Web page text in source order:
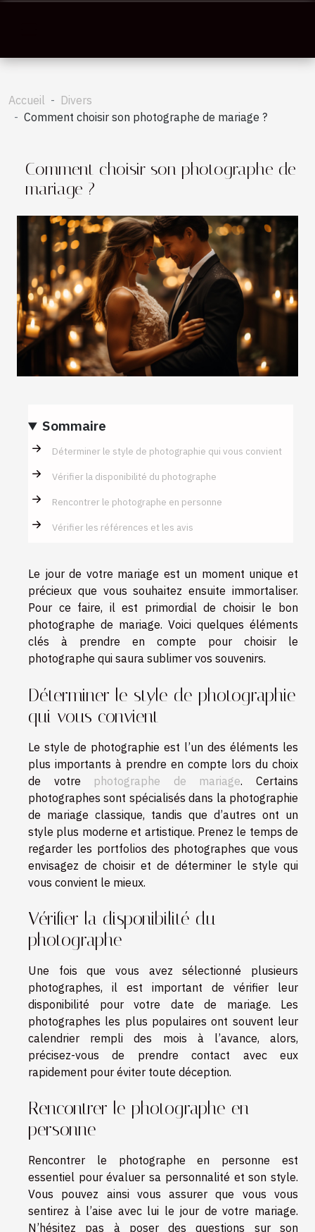
Accueil
Divers
Comment choisir son photographe de mariage ?
Comment choisir son photographe de
mariage ?
Sommaire
Déterminer le style de photographie qui vous convient
Vérifier la disponibilité du photographe
Rencontrer le photographe en personne
Vérifier les références et les avis
Le jour de votre mariage est un moment unique et
précieux que vous souhaitez ensuite immortaliser.
Pour ce faire, il est primordial de choisir le bon
photographe de mariage. Voici quelques éléments
clés à prendre en compte pour choisir le
photographe qui saura sublimer vos souvenirs.
Déterminer le style de photographie
qui vous convient
Le style de photographie est l’un des éléments les
plus importants à prendre en compte lors du choix
de votre photographe de mariage. Certains
photographes sont spécialisés dans la photographie
de mariage classique, tandis que d’autres ont un
style plus moderne et artistique. Prenez le temps de
regarder les portfolios des photographes que vous
envisagez de choisir et de déterminer le style qui
vous convient le mieux.
Vérifier la disponibilité du
photographe
Une fois que vous avez sélectionné plusieurs
photographes, il est important de vérifier leur
disponibilité pour votre date de mariage. Les
photographes les plus populaires ont souvent leur
calendrier rempli des mois à l’avance, alors,
précisez-vous de prendre contact avec eux
rapidement pour éviter toute déception.
Rencontrer le photographe en
personne
Rencontrer le photographe en personne est
essentiel pour évaluer sa personnalité et son style.
Vous pouvez ainsi vous assurer que vous vous
sentirez à l’aise avec lui le jour de votre mariage.
N’hésitez pas à poser des questions sur son